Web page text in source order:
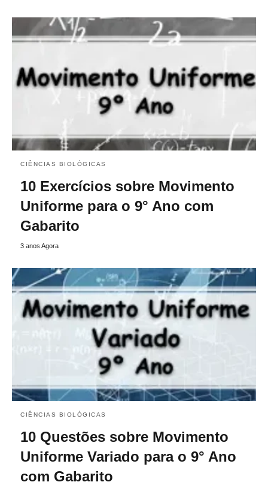
CIÊNCIAS BIOLÓGICAS
10 Exercícios sobre Movimento
Uniforme para o 9° Ano com
Gabarito
3 anos Agora
CIÊNCIAS BIOLÓGICAS
10 Questões sobre Movimento
Uniforme Variado para o 9° Ano
com Gabarito